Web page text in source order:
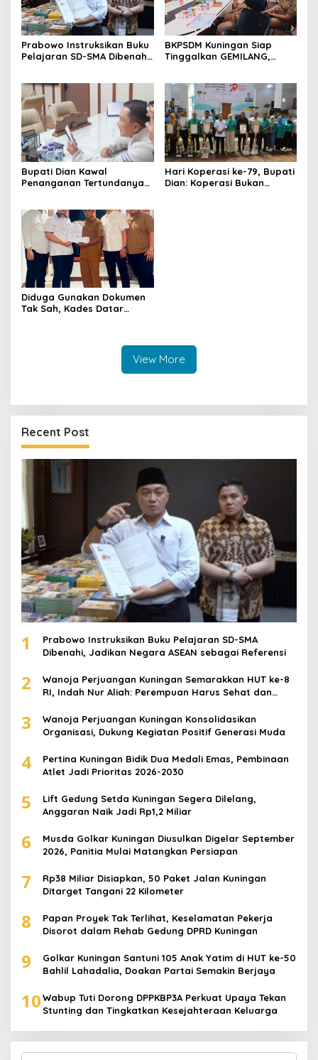
Prabowo Instruksikan Buku
Pelajaran SD-SMA Dibenahi,
BKPSDM Kuningan Siap
Tinggalkan GEMILANG,
Bupati Dian Kawal
Penanganan Tertundanya
Jemaah Dipenuhi
Hari Koperasi ke-79, Bupati
Dian: Koperasi Bukan
Diduga Gunakan Dokumen
Tak Sah, Kades Datar
View More
Recent Post
1
Prabowo Instruksikan Buku Pelajaran SD-SMA
Dibenahi, Jadikan Negara ASEAN sebagai Referensi
2
Wanoja Perjuangan Kuningan Semarakkan HUT ke-8
RI, Indah Nur Aliah: Perempuan Harus Sehat dan
3
Wanoja Perjuangan Kuningan Konsolidasikan
Organisasi, Dukung Kegiatan Positif Generasi Muda
4
Pertina Kuningan Bidik Dua Medali Emas, Pembinaan
Atlet Jadi Prioritas 2026-2030
5
Lift Gedung Setda Kuningan Segera Dilelang,
Anggaran Naik Jadi Rp1,2 Miliar
6
Musda Golkar Kuningan Diusulkan Digelar September
2026, Panitia Mulai Matangkan Persiapan
7
Rp38 Miliar Disiapkan, 50 Paket Jalan Kuningan
Ditarget Tangani 22 Kilometer
8
Papan Proyek Tak Terlihat, Keselamatan Pekerja
Disorot dalam Rehab Gedung DPRD Kuningan
9
Golkar Kuningan Santuni 105 Anak Yatim di HUT ke-50
Bahlil Lahadalia, Doakan Partai Semakin Berjaya
10Wabup Tuti Dorong DPPKBP3A Perkuat Upaya Tekan
Stunting dan Tingkatkan Kesejahteraan Keluarga